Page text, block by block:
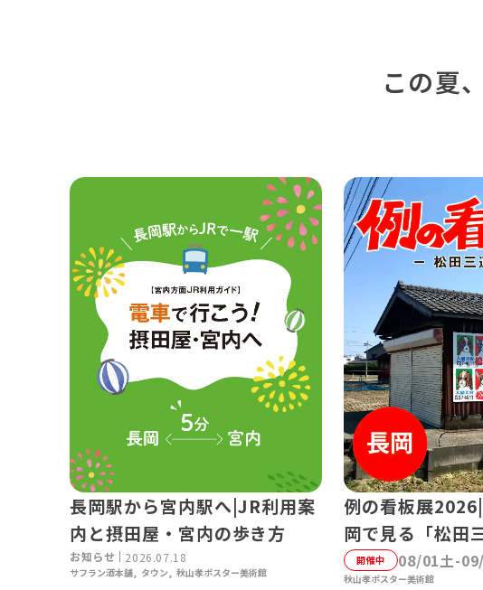
この夏、
長岡駅から宮内駅へ|JR利用案
内と摂田屋・宮内の歩き方
お知らせ 2026.07.18
サフラン酒本舗 タウン 秋山孝ポスター美術館
例の看板展
岡で見る「松田
開催中 08/01土-
秋山孝ポスター美術館